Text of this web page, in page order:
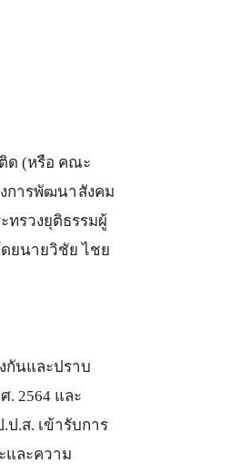
ด (หรือ คณะ
การพัฒนาสังคม
ทรวงยุติธรรมผู้
ยนายวิชัย ไชย
กันและปราบ
ศ. 2564 และ
.ป.ส. เข้ารับการ
และความ